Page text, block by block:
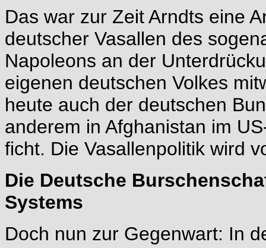
Das war zur Zeit Arndts eine
deutscher Vasallen des
Napoleons an der
eigenen deutschen Volkes
heute auch der deutschen
anderem in Afghanistan im
ficht. Die Vasallenpolitik wird
Die Deutsche
Systems
Doch nun zur Gegenwart: In